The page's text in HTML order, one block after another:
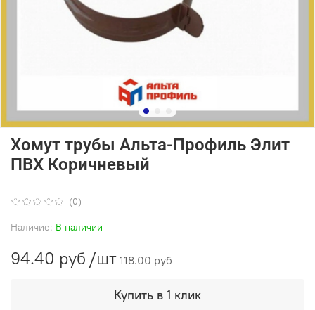
(0)
Наличие: В наличии
Хомут трубы Альта-Профиль Элит
ПВХ Коричневый
94.40 руб /шт 118.00 руб
Купить в 1 клик